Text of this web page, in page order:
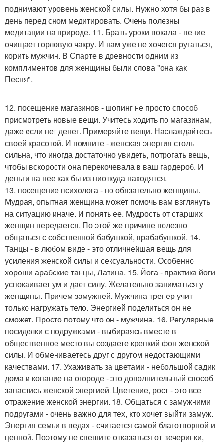
поднимают уровень женской силы. Нужно хотя бы раз в
день перед сном медитировать. Очень полезны
медитации на природе. 11. Брать уроки вокала - пение
очищает горловую чакру. И нам уже не хочется ругаться,
корить мужчин. В Спарте в древности одним из
комплиментов для женщины были слова "она как
Песня".
12. посещение магазинов - шопинг не просто способ
присмотреть новые вещи. Учитесь ходить по магазинам,
даже если нет денег. Примеряйте вещи. Наслаждайтесь
своей красотой. И помните - женская энергия столь
сильна, что иногда достаточно увидеть, потрогать вещь,
чтобы вскорости она перекочевала в ваш гардероб. И
деньги на нее как бы из ниоткуда находятся.
13. посещение психолога - но обязательно женщины.
Мудрая, опытная женщина может помочь вам взглянуть
на ситуацию иначе. И понять ее. Мудрость от старших
женщин передается. По этой же причине полезно
общаться с собственной бабушкой, прабабушкой. 14.
Танцы - в любом виде - это отличнейшая вещь для
усиления женской силы и сексуальности. Особенно
хороши арабские танцы, Латина. 15. Йога - практика йоги
успокаивает ум и дает силу. Желательно заниматься у
женщины. Причем замужней. Мужчина тренер учит
только нагружать тело. Энергией поделиться он не
сможет. Просто потому что он - мужчина. 16. Регулярные
посиделки с подружками - выбираясь вместе в
общественное место вы создаете крепкий фон женской
силы. И обмениваетесь друг с другом недостающими
качествами. 17. Ухаживать за цветами - небольшой садик
дома и копание на огороде - это дополнительный способ
запастись женской энергией. Цветение, рост - это все
отражение женской энергии. 18. Общаться с замужними
подругами - очень важно для тех, кто хочет выйти замуж.
Энергия семьи в ведах - считается самой благотворной и
ценной. Поэтому не спешите отказаться от вечеринки,